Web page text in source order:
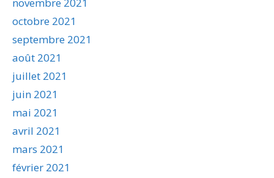
octobre 2021
septembre 2021
août 2021
juillet 2021
juin 2021
mai 2021
avril 2021
mars 2021
février 2021